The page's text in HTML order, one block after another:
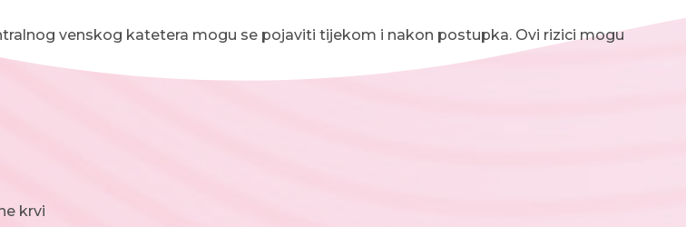
venskog katetera mogu se pojaviti tijekom i nakon postupka. Ovi rizici mogu
krvi